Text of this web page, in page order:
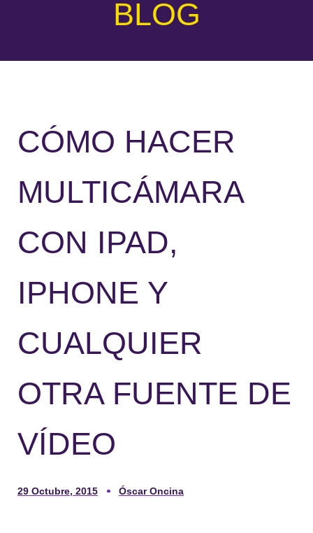
BLOG
CÓMO HACER
MULTICÁMARA
CON IPAD,
IPHONE Y
CUALQUIER
OTRA FUENTE DE
VÍDEO
29 Octubre, 2015 Óscar Oncina